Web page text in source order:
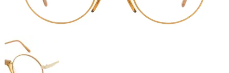
2.890